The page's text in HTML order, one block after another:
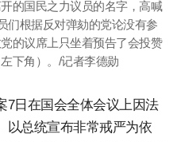
的国民之力议员的名字，高喊
们根据反对弹劾的党论没有参
的议席上只坐着预告了会投赞
下角）。/记者李德勋
7日在国会全体会议上因法
以总统宣布非常戒严为依